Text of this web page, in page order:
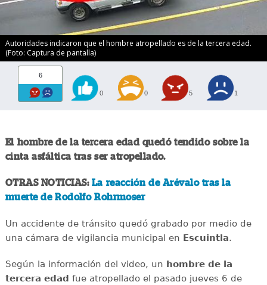
Autoridades indicaron que el hombre atropellado es de la tercera edad.
(Foto: Captura de pantalla)
6
0 0 5 1
El hombre de la tercera edad quedó tendido sobre la
cinta asfáltica tras ser atropellado.
OTRAS NOTICIAS: La reacción de Arévalo tras la
muerte de Rodolfo Rohrmoser
Un accidente de tránsito quedó grabado por medio de
una cámara de vigilancia municipal en Escuintla.
Según la información del video, un hombre de la
tercera edad fue atropellado el pasado jueves 6 de